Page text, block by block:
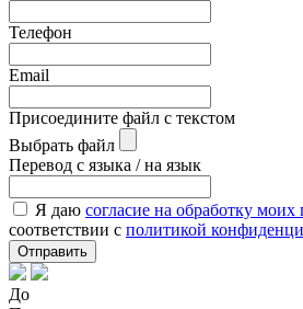
Телефон
Email
Присоедините файл с текстом
Выбрать файл
Перевод с языка / на язык
Я даю согласие на обработку
соответствии с политикой
Отправить
До